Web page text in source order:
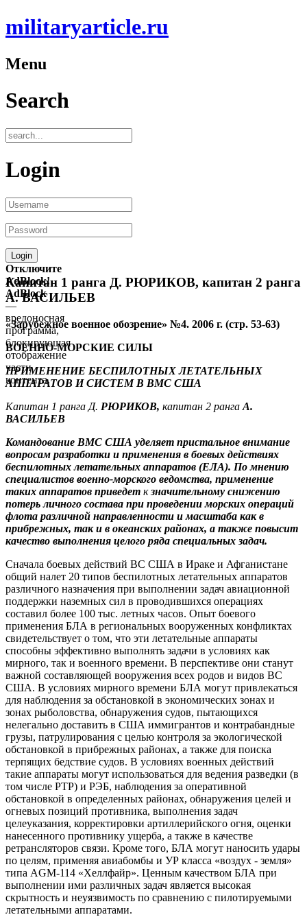
militaryarticle.ru
Menu
Search
Login
Отключите
AdBlock!
AdBlock
—
вредоносная
программа,
блокирующая
отображение
части
контента.
Капитан 1 ранга Д. РЮРИКОВ, капитан 2 ранга
А. ВАСИЛЬЕВ
«Зарубежное военное обозрение» №4. 2006 г. (стр. 53-63)
ВОЕННО-МОРСКИЕ СИЛЫ
ПРИМЕНЕНИЕ БЕСПИЛОТНЫХ ЛЕТАТЕЛЬНЫХ
АППАРАТОВ И СИСТЕМ В ВМС США
Капитан 1 ранга Д. РЮРИКОВ, капитан 2 ранга А.
ВАСИЛЬЕВ
Командование ВМС США уделяет пристальное внимание
вопросам разработки и применения в боевых действиях
беспилотных летательных аппаратов (ЕЛА). По мнению
специалистов военно-морского ведомства, применение
таких аппаратов приведет кзначительному снижению
потерь личного состава при проведении морских операций
флота различной направленности и масштаба как в
прибрежных, так и в океанских районах, а также повысит
качество выполнения целого ряда специальных задач.
Сначала боевых действий ВС США в Ираке и Афганистане
общий налет 20 типов беспилотных летательных аппаратов
различного назначения при выполнении задач авиационной
поддержки наземных сил в проводившихся операциях
составил более 100 тыс. летных часов. Опыт боевого
применения БЛА в региональных вооруженных конфликтах
свидетельствует о том, что эти летательные аппараты
способны эффективно выполнять задачи в условиях как
мирного, так и военного времени. В перспективе они станут
важной составляющей вооружения всех родов и видов ВС
США. В условиях мирного времени БЛА могут привлекаться
для наблюдения за обстановкой в экономических зонах и
зонах рыболовства, обнаружения судов, пытающихся
нелегально доставить в США иммигрантов и контрабандные
грузы, патрулирования с целью контроля за экологической
обстановкой в прибрежных районах, а также для поиска
терпящих бедствие судов. В условиях военных действий
такие аппараты могут использоваться для ведения разведки (в
том числе РТР) и РЭБ, наблюдения за оперативной
обстановкой в определенных районах, обнаружения целей и
огневых позиций противника, выполнения задач
целеуказания, корректировки артиллерийского огня, оценки
нанесенного противнику ущерба, а также в качестве
ретрансляторов связи. Кроме того, БЛА могут наносить удары
по целям, применяя авиабомбы и УР класса «воздух - земля»
типа AGM-114 «Хеллфайр». Ценным качеством БЛА при
выполнении ими различных задач является высокая
скрытность и неуязвимость по сравнению с пилотируемыми
летательными аппаратами.